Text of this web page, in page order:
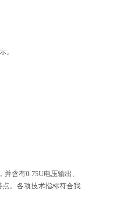
。
含有0.75U电压输出、
。各项技术指标符合我